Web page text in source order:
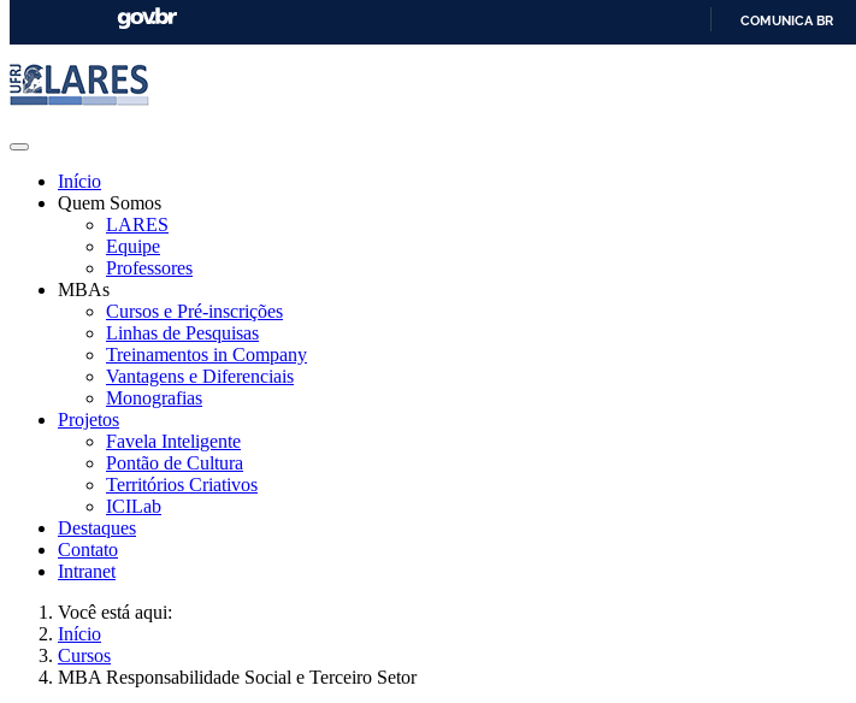
COMUNICA BR
Início
Quem Somos
LARES
Equipe
Professores
MBAs
Cursos e Pré-inscrições
Linhas de Pesquisas
Treinamentos in Company
Vantagens e Diferenciais
Monografias
Projetos
Favela Inteligente
Pontão de Cultura
Territórios Criativos
ICILab
Destaques
Contato
Intranet
Você está aqui:
Início
Cursos
MBA Responsabilidade Social e Terceiro Setor